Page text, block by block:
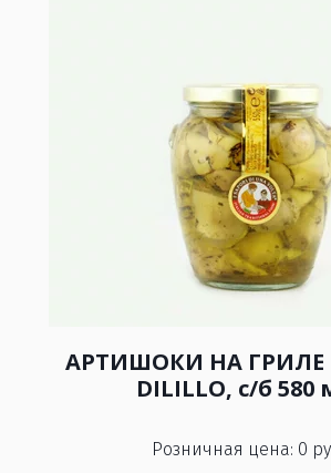
АРТИШОКИ НА ГРИЛЕ
DILILLO, с/б 580
Розничная цена: 0